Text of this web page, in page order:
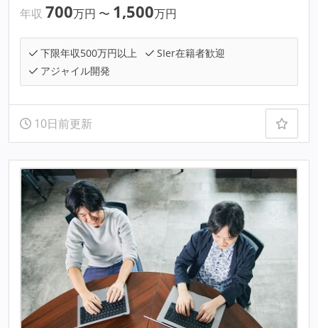
年収 700万円 〜 1,500万円
下限年収500万円以上
SIer在籍者歓迎
アジャイル開発
10日前更新